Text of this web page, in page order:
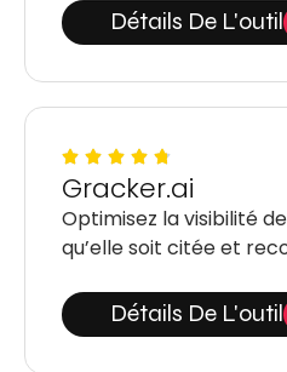
Détails De L'outil
Gracker.ai
Optimisez la visibilité
qu’elle soit citée et
Détails De L'outil